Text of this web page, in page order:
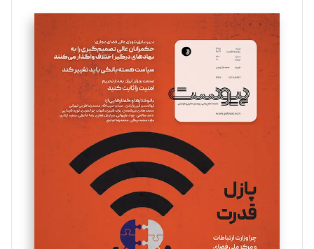
تحریریه
سروش کرمیان
تحریریه
مینا پاکدل
یسنا امان‌پور
تحریریه